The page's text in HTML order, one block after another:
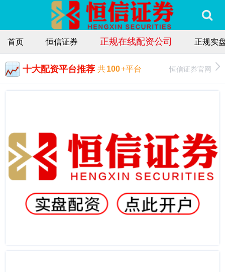
首页 恒信证券 正规在线配资公司 正规实
十大配资平台推荐 共100+平台 恒信证券官网